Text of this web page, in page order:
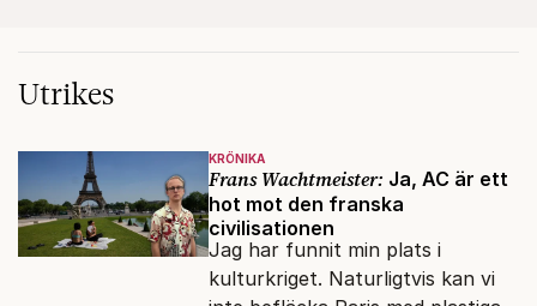
Utrikes
KRÖNIKA
Frans Wachtmeister: Ja, AC är ett
hot mot den franska
civilisationen
Jag har funnit min plats i
kulturkriget. Naturligtvis kan vi